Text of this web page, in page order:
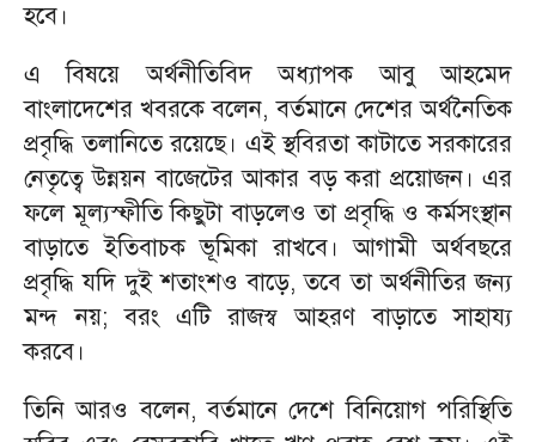
হবে।
এ বিষয়ে অর্থনীতিবিদ অধ্যাপক আবু আহমেদ
বাংলাদেশের খবরকে বলেন, বর্তমানে দেশের অর্থনৈতিক
প্রবৃদ্ধি তলানিতে রয়েছে। এই স্থবিরতা কাটাতে সরকারের
নেতৃত্বে উন্নয়ন বাজেটের আকার বড় করা প্রয়োজন। এর
ফলে মূল্যস্ফীতি কিছুটা বাড়লেও তা প্রবৃদ্ধি ও কর্মসংস্থান
বাড়াতে ইতিবাচক ভূমিকা রাখবে। আগামী অর্থবছরে
প্রবৃদ্ধি যদি দুই শতাংশও বাড়ে, তবে তা অর্থনীতির জন্য
মন্দ নয়; বরং এটি রাজস্ব আহরণ বাড়াতে সাহায্য
করবে।
তিনি আরও বলেন, বর্তমানে দেশে বিনিয়োগ পরিস্থিতি